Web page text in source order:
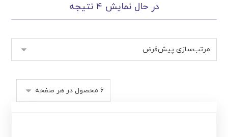
در حال نمایش ۴ نتیجه